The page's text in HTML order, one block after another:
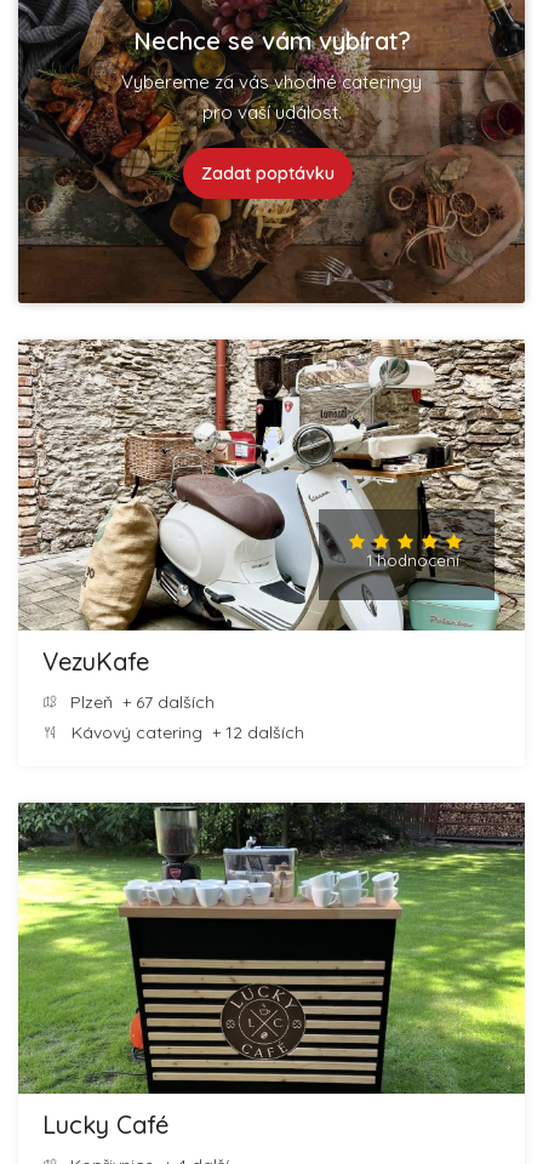
Nechce se vám vybírat?
Vybereme za vás vhodné cateringy
pro vaší událost.
Zadat poptávku
1 hodnocení
VezuKafe
Plzeň + 67 dalších
Kávový catering + 12 dalších
Lucky Café